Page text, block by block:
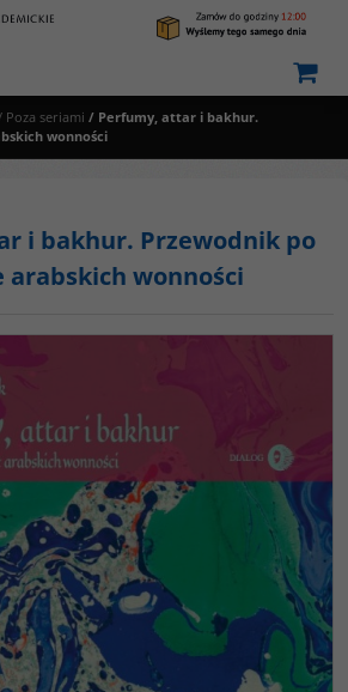
Poza seriami / Perfumy, attar i bakhur.
wonności
i bakhur. Przewodnik po
arabskich wonności